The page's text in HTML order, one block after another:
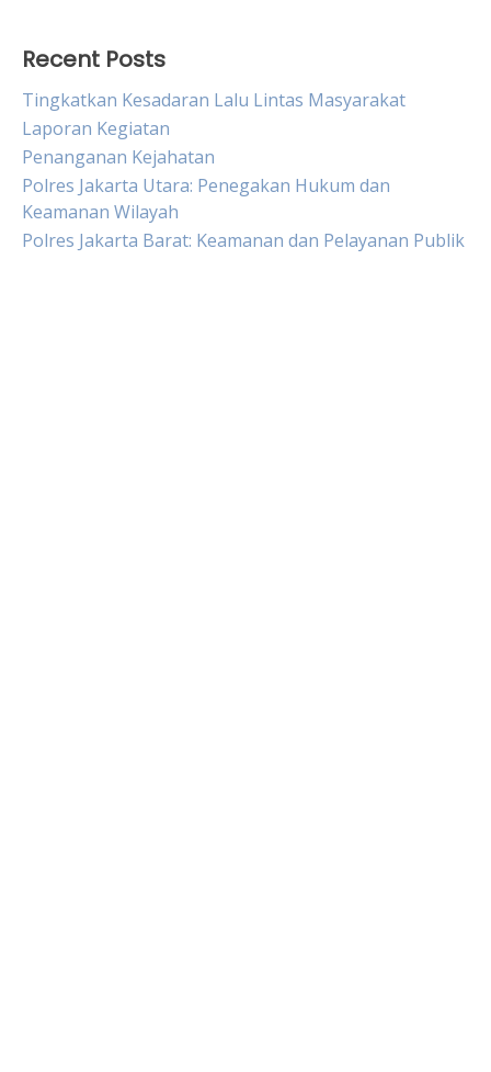
Recent Posts
Tingkatkan Kesadaran Lalu Lintas Masyarakat
Laporan Kegiatan
Penanganan Kejahatan
Polres Jakarta Utara: Penegakan Hukum dan
Keamanan Wilayah
Polres Jakarta Barat: Keamanan dan Pelayanan Publik